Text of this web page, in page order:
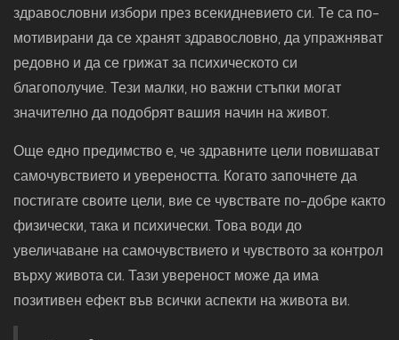
здравословни избори през всекидневието си. Те са по-
мотивирани да се хранят здравословно, да упражняват
редовно и да се грижат за психическото си
благополучие. Тези малки, но важни стъпки могат
значително да подобрят вашия начин на живот.
Още едно предимство е, че здравните цели повишават
самочувствието и увереността. Когато започнете да
постигате своите цели, вие се чувствате по-добре както
физически, така и психически. Това води до
увеличаване на самочувствието и чувството за контрол
върху живота си. Тази увереност може да има
позитивен ефект във всички аспекти на живота ви.